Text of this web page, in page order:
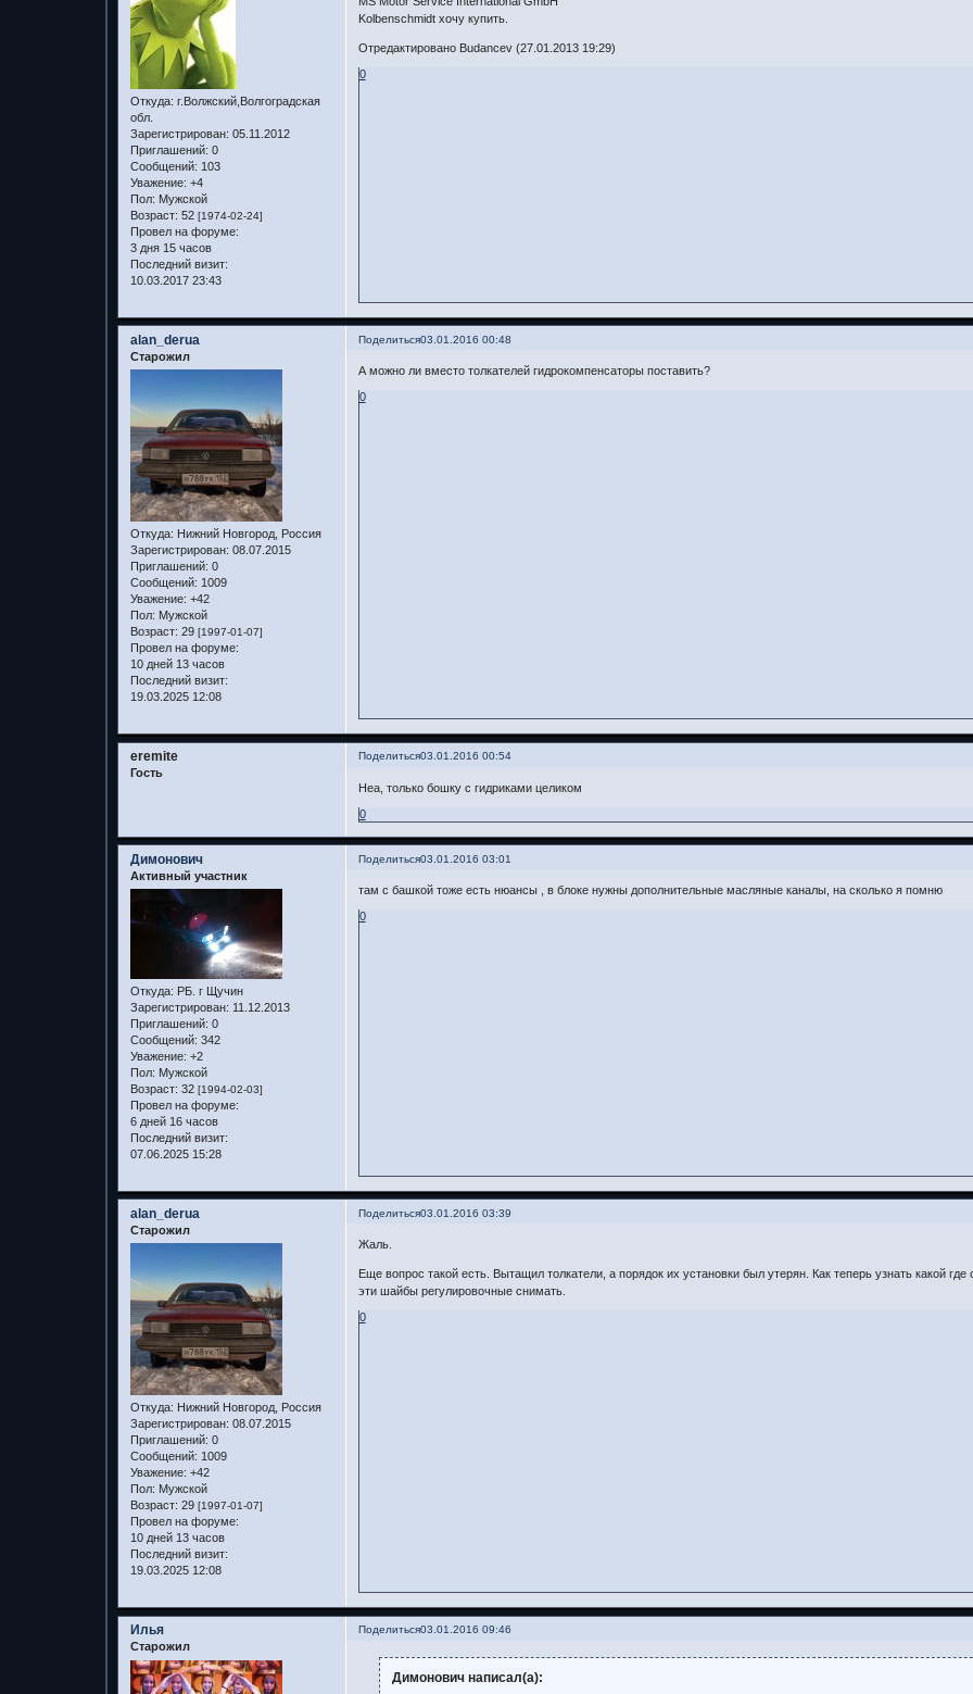
Откуда: г.Волжский,Волгоградская
обл.
Зарегистрирован: 05.11.2012
Приглашений: 0
Сообщений: 103
Уважение: +4
Пол: Мужской
Возраст: 52 [1974-02-24]
Провел на форуме:
3 дня 15 часов
Последний визит:
10.03.2017 23:43
Kolbenschmidt хочу купить.
Отредактировано Budancev (27.01.2013 19:29)
0
Поделиться03.01.2016 00:48
alan_derua
Старожил
Откуда: Нижний Новгород, Россия
Зарегистрирован: 08.07.2015
Приглашений: 0
Сообщений: 1009
Уважение: +42
Пол: Мужской
Возраст: 29 [1997-01-07]
Провел на форуме:
10 дней 13 часов
Последний визит:
19.03.2025 12:08
А можно ли вместо толкателей гидрокомпенсаторы поставить?
0
Поделиться03.01.2016 00:54
eremite
Гость
Неа, только бошку с гидриками целиком
0
Поделиться03.01.2016 03:01
Димонович
Активный участник
Откуда: РБ. г Щучин
Зарегистрирован: 11.12.2013
Приглашений: 0
Сообщений: 342
Уважение: +2
Пол: Мужской
Возраст: 32 [1994-02-03]
Провел на форуме:
6 дней 16 часов
Последний визит:
07.06.2025 15:28
там с башкой тоже есть нюансы , в блоке нужны дополнительные масляные каналы, на сколько я помню
0
Поделиться03.01.2016 03:39
alan_derua
Старожил
Откуда: Нижний Новгород, Россия
Зарегистрирован: 08.07.2015
Приглашений: 0
Сообщений: 1009
Уважение: +42
Пол: Мужской
Возраст: 29 [1997-01-07]
Провел на форуме:
10 дней 13 часов
Последний визит:
19.03.2025 12:08
Жаль.
Еще вопрос такой есть. Вытащил толкатели, а порядок их установки был утерян. Как теперь узнать какой
эти шайбы регулировочные снимать.
0
Поделиться03.01.2016 09:46
Илья
Старожил
Димонович написал(а):